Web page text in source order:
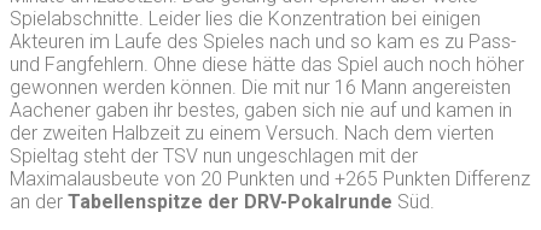
Spielabschnitte. Leider lies die Konzentration bei einigen
Akteuren im Laufe des Spieles nach und so kam es zu Pass-
und Fangfehlern. Ohne diese hätte das Spiel auch noch höher
gewonnen werden können. Die mit nur 16 Mann angereisten
Aachener gaben ihr bestes, gaben sich nie auf und kamen in
der zweiten Halbzeit zu einem Versuch. Nach dem vierten
Spieltag steht der TSV nun ungeschlagen mit der
Maximalausbeute von 20 Punkten und +265 Punkten Differenz
an der Tabellenspitze der DRV-Pokalrunde Süd.